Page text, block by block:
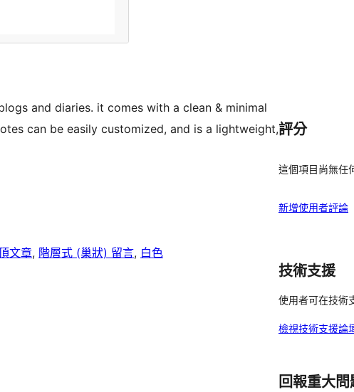
and diaries. it comes with a clean & minimal
can be easily customized, and is a lightweight,
文章, 階層式 (巢狀) 留言, 白色
評分
這個項目尚無任
新增使用者評論
技術支援
使用者可在技術
檢視技術支援論
回報重大問